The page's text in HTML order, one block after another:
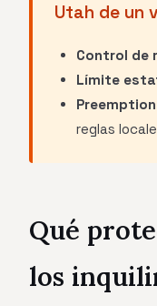
Utah de un
Control de
Límite
reglas
Qué
los